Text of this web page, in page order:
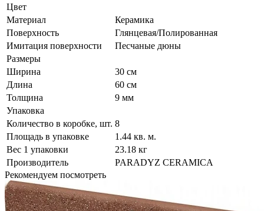
Цвет
Материал
Керамика
Поверхность
Глянцевая/Полированная
Имитация поверхности
Песчаные дюны
Размеры
Ширина
30 см
Длина
60 см
Толщина
9 мм
Упаковка
Количество в коробке, шт. 8
Площадь в упаковке
1.44 кв. м.
Вес 1 упаковки
23.18 кг
Производитель
PARADYZ CERAMICA
Рекомендуем посмотреть